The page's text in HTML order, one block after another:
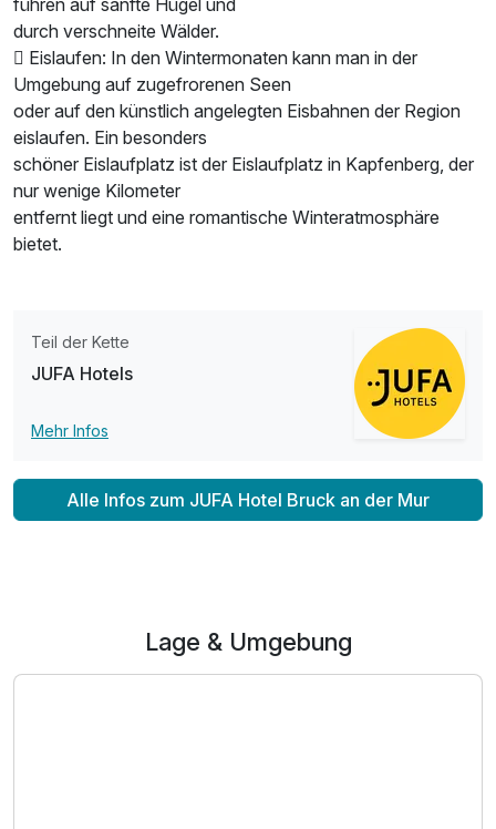
durch verschneite Wälder.
 Eislaufen: In den Wintermonaten kann man in der
Umgebung auf zugefrorenen Seen
oder auf den künstlich angelegten Eisbahnen der Region
eislaufen. Ein besonders
schöner Eislaufplatz ist der Eislaufplatz in Kapfenberg, der
nur wenige Kilometer
entfernt liegt und eine romantische Winteratmosphäre
bietet.
Teil der Kette
JUFA Hotels
Mehr Infos
Alle Infos zum JUFA Hotel Bruck an der Mur
Lage & Umgebung